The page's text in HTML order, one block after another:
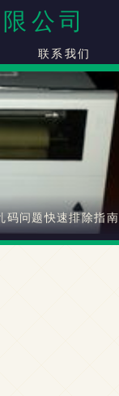
公司
联系我们
码问题快速排除指南